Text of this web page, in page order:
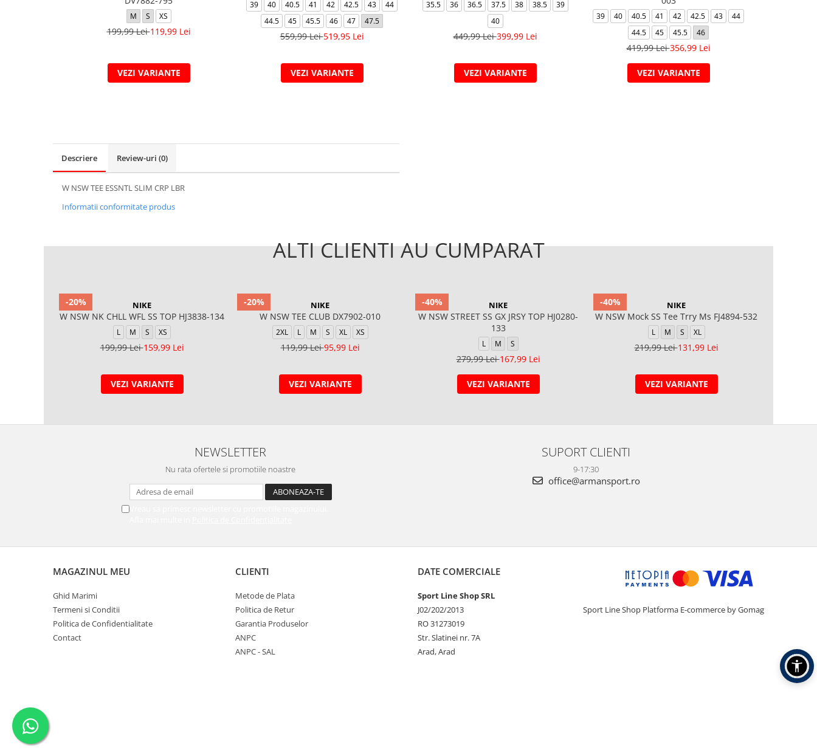
M S XS
199,99 Lei119,99 Lei
VEZI VARIANTE
39 40 40.5 41 42 42.5 43
44
44.5
45 45.5 46 47 47.5
559,99 Lei519,95 Lei
VEZI VARIANTE
35.5 36 36.5 37.5 38 38.5
39
40
449,99 Lei399,99 Lei
VEZI VARIANTE
39 40 40.5 41 42 42.5 43
44
44.5
45 45.5 46
419,99 Lei356,99 Lei
VEZI VARIANTE
Descriere Review-uri (0)
W NSW TEE ESSNTL SLIM CRP LBR
Informatii conformitate produs
ALTI CLIENTI AU CUMPARAT
-20% NIKE
W NSW NK CHLL WFL SS TOP HJ3838-134
L M S XS
199,99 Lei159,99 Lei
VEZI VARIANTE
-20% NIKE
W NSW TEE CLUB DX7902-010
2XL L M S XL XS
119,99 Lei95,99 Lei
VEZI VARIANTE
-40% NIKE
W NSW STREET SS GX JRSY TOP HJ0280-
133
L M S
279,99 Lei167,99 Lei
VEZI VARIANTE
-40% NIKE
W NSW Mock SS Tee Trry Ms FJ4894-532
L M S XL
219,99 Lei131,99 Lei
VEZI VARIANTE
NEWSLETTER
Nu rata ofertele si promotiile noastre
Vreau sa primesc newsletter cu promotiile magazinului.
SUPORT CLIENTI
9-17:30
office@armansport.ro
MAGAZINUL MEU
Ghid Marimi
Termeni si Conditii
Politica de Confidentialitate
Contact
CLIENTI
Metode de Plata
Politica de Retur
Garantia Produselor
ANPC
ANPC - SAL
DATE COMERCIALE
Sport Line Shop SRL
J02/202/2013
RO 31273019
Str. Slatinei nr. 7A
Arad, Arad
Sport Line Shop Platforma E-commerce by Gomag